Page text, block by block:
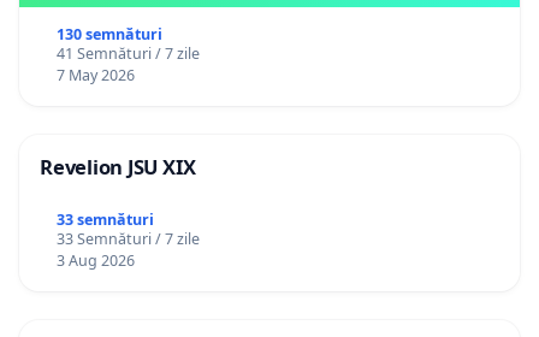
130 semnături
41 Semnături / 7 zile
7 May 2026
Revelion JSU XIX
33 semnături
33 Semnături / 7 zile
3 Aug 2026